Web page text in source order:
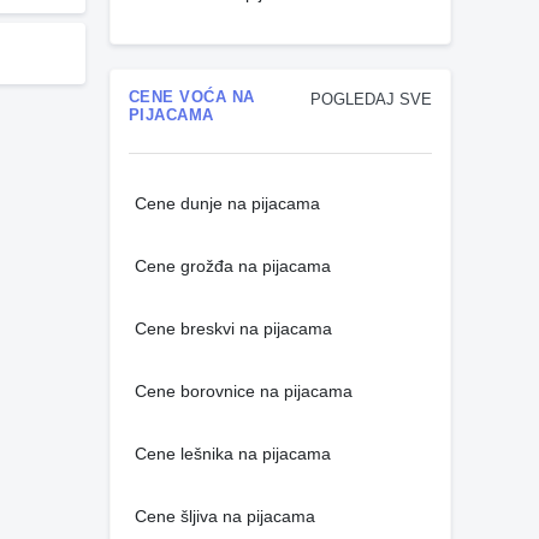
POGLEDAJ SVE
CENE VOĆA NA
PIJACAMA
Cene dunje na pijacama
Cene grožđa na pijacama
Cene breskvi na pijacama
Cene borovnice na pijacama
Cene lešnika na pijacama
Cene šljiva na pijacama